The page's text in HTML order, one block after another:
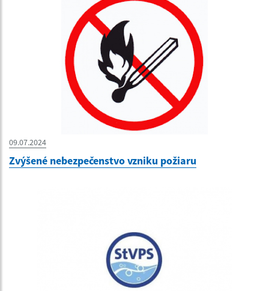
09.07.2024
Zvýšené nebezpečenstvo vzniku požiaru